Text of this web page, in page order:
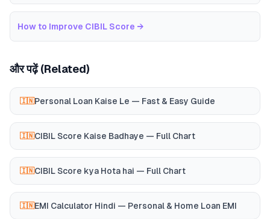
How to Improve CIBIL Score →
और पढ़ें (Related)
🇮🇳Personal Loan Kaise Le — Fast & Easy Guide
🇮🇳CIBIL Score Kaise Badhaye — Full Chart
🇮🇳CIBIL Score kya Hota hai — Full Chart
🇮🇳EMI Calculator Hindi — Personal & Home Loan EMI